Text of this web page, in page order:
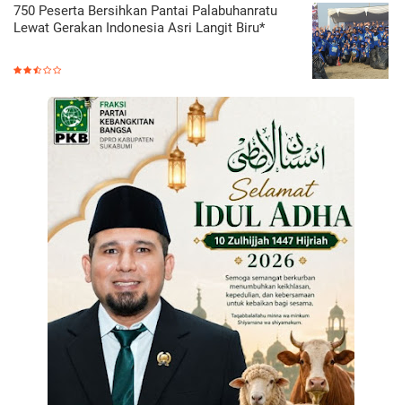
750 Peserta Bersihkan Pantai Palabuhanratu
Lewat Gerakan Indonesia Asri Langit Biru*